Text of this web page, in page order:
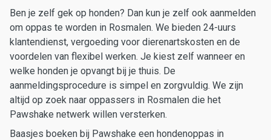
Ben je zelf gek op honden? Dan kun je zelf ook aanmelden
om oppas te worden in Rosmalen. We bieden 24-uurs
klantendienst, vergoeding voor dierenartskosten en de
voordelen van flexibel werken. Je kiest zelf wanneer en
welke honden je opvangt bij je thuis. De
aanmeldingsprocedure is simpel en zorgvuldig. We zijn
altijd op zoek naar oppassers in Rosmalen die het
Pawshake netwerk willen versterken.
Baasjes boeken bij Pawshake een hondenoppas in